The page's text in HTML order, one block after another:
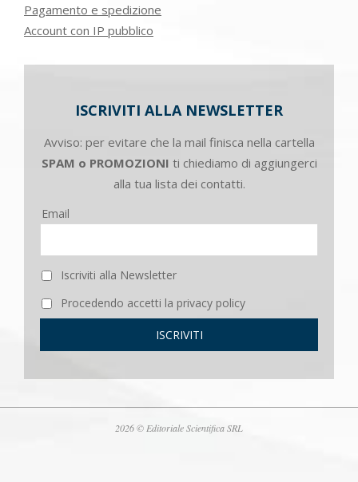
Pagamento e spedizione
Account con IP pubblico
ISCRIVITI ALLA NEWSLETTER
Avviso: per evitare che la mail finisca nella cartella
SPAM o PROMOZIONI ti chiediamo di aggiungerci
alla tua lista dei contatti.
Email
Iscriviti alla Newsletter
Procedendo accetti la privacy policy
2026 © Editoriale Scientifica SRL